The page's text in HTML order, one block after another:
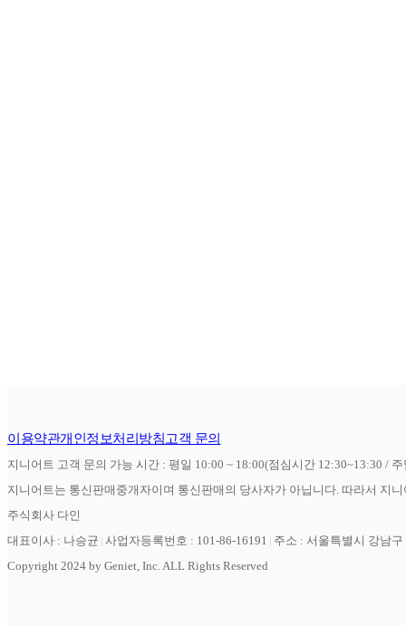
이용약관개인정보처리방침고객 문의
지니어트 고객 문의 가능 시간 : 평일 10:00 ~ 18:00(점심시간 12:30~13:30 /
지니어트는 통신판매중개자이며 통신판매의 당사자가 아닙니다. 따라서 지
주식회사 다인
대표이사 : 나승균 사업자등록번호 : 101-86-16191
주소 : 서울특별시 강남
Copyright 2024 by Geniet, Inc. ALL Rights Reserved